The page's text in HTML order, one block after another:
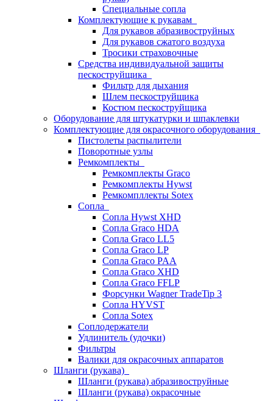
Специальные сопла
Комплектующие к рукавам
Для рукавов абразивоструйных
Для рукавов сжатого воздуха
Тросики страховочные
Средства индивидуальной защиты
пескоструйщика
Фильтр для дыхания
Шлем пескоструйщика
Костюм пескоструйщика
Оборудование для штукатурки и шпаклевки
Комплектующие для окрасочного оборудования
Пистолеты распылители
Поворотные узлы
Ремкомплекты
Ремкомплекты Graco
Ремкомплекты Hywst
Ремкомпллекты Sotex
Сопла
Сопла Hywst XHD
Сопла Graco HDA
Сопла Graco LL5
Сопла Graco LP
Сопла Graco PAA
Сопла Graco XHD
Сопла Graco FFLP
Форсунки Wagner TradeTip 3
Сопла HYVST
Сопла Sotex
Соплодержатели
Удлинитель (удочки)
Фильтры
Валики для окрасочных аппаратов
Шланги (рукава)
Шланги (рукава) абразивоструйные
Шланги (рукава) окрасочные